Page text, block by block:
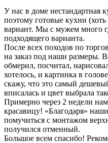
У нас в доме нестандартная
поэтому готовые кухни
вариант. Мы с мужем много
подходящего варианта.
После всех походов по
на заказ под наши размеры.
обмерил, посчитал,
хотелось, и картинка в
скажу, что это самый
вписалась и цвет выбрала
Примерно через 2 недели
красавицу! «Благодаря»
помучиться с монтажом
получился отменный.
Большое всем спасибо!